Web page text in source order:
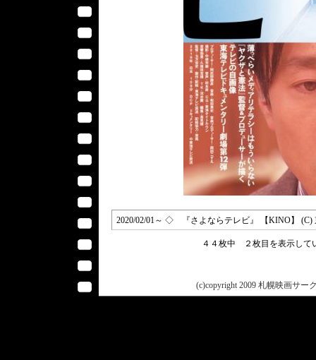
2020/02/01～ ◇ 『さよならテレビ』 【KINO】 (C)
４４枚中 ２枚目を表示し
(c)copyright 2009 札幌映画サー